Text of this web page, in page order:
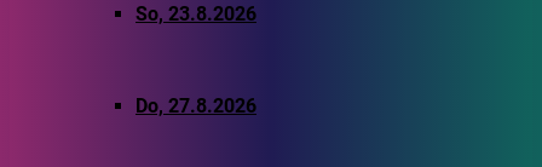
So, 23.8.2026
Do, 27.8.2026